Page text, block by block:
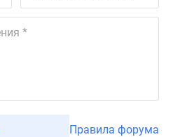
Правила форума